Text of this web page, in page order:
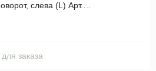
слева (L) Арт.
заказа